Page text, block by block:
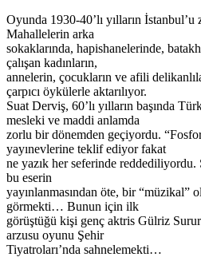
Oyunda 1930-40’lı yılların
Mahallelerin arka
sokaklarında, hapishanelerinde,
çalışan kadınların,
annelerin, çocukların ve afili
çarpıcı öykülerle aktarılıyor.
Suat Derviş, 60’lı yılların başında
mesleki ve maddi anlamda
zorlu bir dönemden geçiyordu.
yayınevlerine teklif ediyor fakat
ne yazık her seferinde reddediliyordu.
bu eserin
yayınlanmasından öte, bir “müzikal”
görmekti… Bunun için ilk
görüştüğü kişi genç aktris Gülriz
arzusu oyunu Şehir
Tiyatroları’nda sahnelemekti…